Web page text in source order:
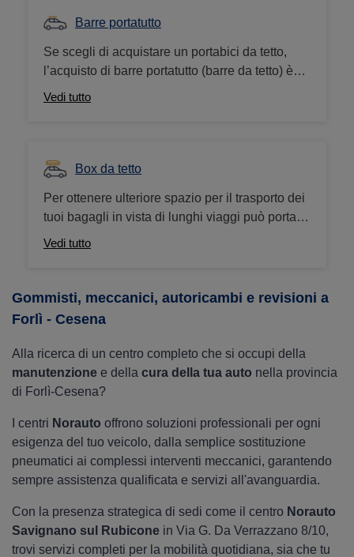
Barre portatutto
Se scegli di acquistare un portabici da tetto,
l’acquisto di barre portatutto (barre da tetto) è
indispensabile. In realtà, non solo per
Vedi tutto
Box da tetto
Per ottenere ulteriore spazio per il trasporto dei
tuoi bagagli in vista di lunghi viaggi può portare
utile un box da tetto. Questo offre spazio
Vedi tutto
Gommisti, meccanici, autoricambi e revisioni a
Forlì - Cesena
Alla ricerca di un centro completo che si occupi della
manutenzione e della cura della tua auto nella provincia
di Forlì-Cesena?
I centri Norauto offrono soluzioni professionali per ogni
esigenza del tuo veicolo, dalla semplice sostituzione
pneumatici ai complessi interventi meccanici, garantendo
sempre assistenza qualificata e servizi all'avanguardia.
Con la presenza strategica di sedi come il centro Norauto
Savignano sul Rubicone in Via G. Da Verrazzano 8/10,
trovi servizi completi per la mobilità quotidiana, sia che tu